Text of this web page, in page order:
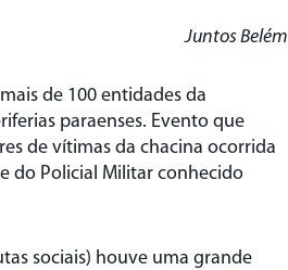
Juntos Belém
de 100 entidades da
paraenses. Evento que
de vítimas da chacina ocorrida
do Policial Militar conhecido
sociais) houve uma grande